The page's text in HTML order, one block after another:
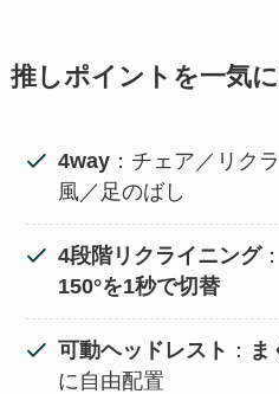
推しポイントを一気
4way ：チェア／リク
風／足のばし
4段階リクライニング：
150°を1秒で切替
可動ヘッドレスト ： ま
に自由配置